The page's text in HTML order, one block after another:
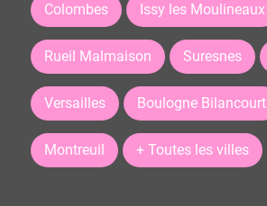
Colombes Issy les Moulineaux
Rueil Malmaison Suresnes
Versailles Boulogne Bilancourt
Montreuil + Toutes les villes